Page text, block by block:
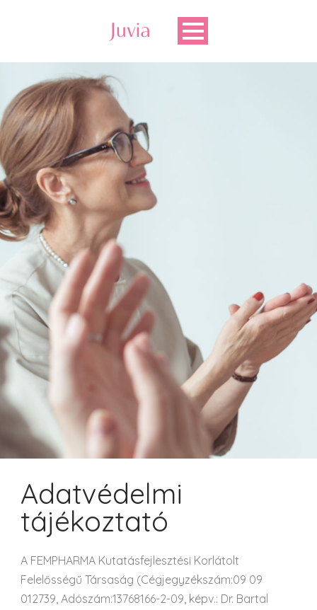
Adatvédelmi
tájékoztató
A FEMPHARMA Kutatásfejlesztési Korlátolt
Felelősségű Társaság (Cégjegyzékszám:09 09
012739, Adószám:13768166-2-09, képv.: Dr. Bartal